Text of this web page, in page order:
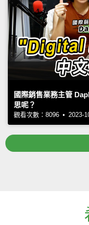
國際銷售業務主管
思呢？
觀看次數：8096 • 2023-